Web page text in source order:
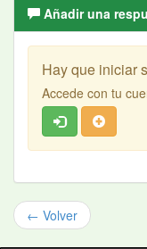
Añadir una
Hay que iniciar
Accede con tu
← Volver